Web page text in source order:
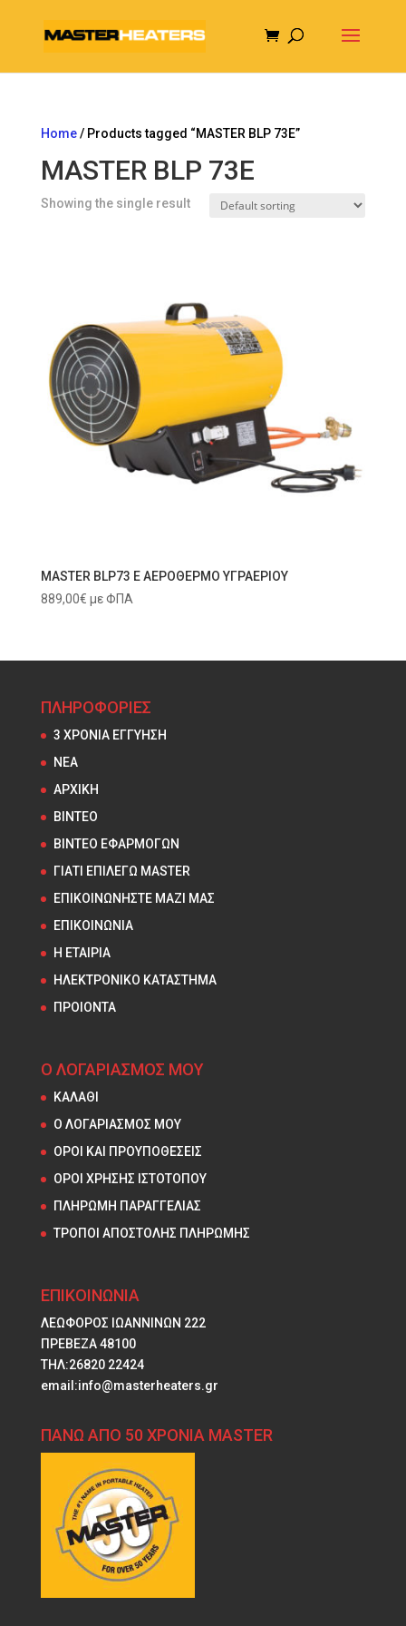
Home/ Products tagged “MASTER BLP 73E”
MASTER BLP 73E
Showing the single result
MASTER BLP73 E ΑΕΡΟΘΕΡΜΟ ΥΓΡΑΕΡΙΟΥ
889,00€ με ΦΠΑ
ΠΛΗΡΟΦΟΡΙΕΣ
3 ΧΡΟΝΙΑ ΕΓΓΥΗΣΗ
NEA
ΑΡΧΙΚΗ
ΒΙΝΤΕΟ
ΒΙΝΤΕΟ ΕΦΑΡΜΟΓΩΝ
ΓΙΑΤΙ ΕΠΙΛΕΓΩ MASTER
ΕΠΙΚΟΙΝΩΝΗΣΤΕ ΜΑΖΙ ΜΑΣ
ΕΠΙΚΟΙΝΩΝΙΑ
Η ΕΤΑΙΡΙΑ
ΗΛΕΚΤΡΟΝΙΚΟ ΚΑΤΑΣΤΗΜΑ
ΠΡΟΙΟΝΤΑ
Ο ΛΟΓΑΡΙΑΣΜΟΣ ΜΟΥ
ΚΑΛΑΘΙ
Ο ΛΟΓΑΡΙΑΣΜΟΣ ΜΟΥ
ΟΡΟΙ ΚΑΙ ΠΡΟΥΠΟΘΕΣΕΙΣ
ΟΡΟΙ ΧΡΗΣΗΣ ΙΣΤΟΤΟΠΟΥ
ΠΛΗΡΩΜΗ ΠΑΡΑΓΓΕΛΙΑΣ
ΤΡΟΠΟΙ ΑΠΟΣΤΟΛΗΣ ΠΛΗΡΩΜΗΣ
ΕΠΙΚΟΙΝΩΝΙΑ
ΛΕΩΦΟΡΟΣ ΙΩΑΝΝΙΝΩΝ 222
ΠΡΕΒΕΖΑ 48100
ΤΗΛ:26820 22424
email:info@masterheaters.gr
ΠΑΝΩ ΑΠΟ 50 ΧΡΟΝΙΑ MASTER